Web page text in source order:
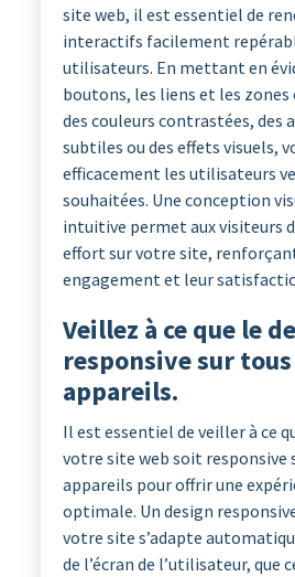
site web, il est essentiel de
interactifs facilement
utilisateurs. En mettant en
boutons, les liens et les zones
des couleurs contrastées, des
subtiles ou des effets visuels,
efficacement les utilisateurs
souhaitées. Une conception
intuitive permet aux visiteurs
effort sur votre site,
engagement et leur
Veillez à ce que le
responsive sur
appareils.
Il est essentiel de veiller à ce
votre site web soit responsive
appareils pour offrir une
optimale. Un design
votre site s’adapte
de l’écran de l’utilisateur, que